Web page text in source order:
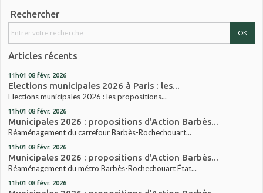
Rechercher
Articles récents
11h01 08 févr. 2026
Elections municipales 2026 à Paris : les...
Elections municipales 2026 : les propositions...
11h01 08 févr. 2026
Municipales 2026 : propositions d'Action Barbès...
Réaménagement du carrefour Barbès-Rochechouart...
11h01 08 févr. 2026
Municipales 2026 : propositions d'Action Barbès...
Réaménagement du métro Barbès-Rochechouart État...
11h01 08 févr. 2026